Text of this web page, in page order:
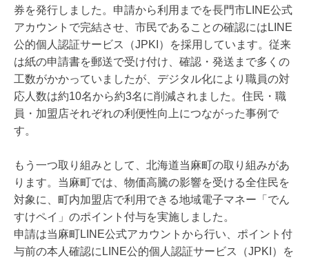
券を発行しました。申請から利用までを長門市LINE公式
アカウントで完結させ、市民であることの確認にはLINE
公的個人認証サービス（JPKI）を採用しています。従来
は紙の申請書を郵送で受け付け、確認・発送まで多くの
工数がかかっていましたが、デジタル化により職員の対
応人数は約10名から約3名に削減されました。住民・職
員・加盟店それぞれの利便性向上につながった事例で
す。
もう一つ取り組みとして、北海道当麻町の取り組みがあ
ります。当麻町では、物価高騰の影響を受ける全住民を
対象に、町内加盟店で利用できる地域電子マネー「でん
すけペイ」のポイント付与を実施しました。
申請は当麻町LINE公式アカウントから行い、ポイント付
与前の本人確認にLINE公的個人認証サービス（JPKI）を